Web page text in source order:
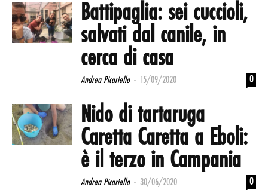
Battipaglia: sei cuccioli,
salvati dal canile, in
cerca di casa
Andrea Picariello - 15/09/2020 0
Nido di tartaruga
Caretta Caretta a Eboli:
è il terzo in Campania
Andrea Picariello - 30/06/2020 0